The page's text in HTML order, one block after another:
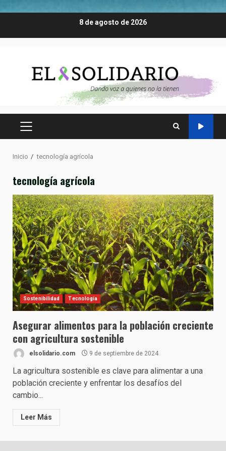
8 de agosto de 2026
MENÚ
Inicio tecnología agrícola
tecnología agrícola
Sostenibilidad Tecnología
Asegurar alimentos para la población creciente
con agricultura sostenible
elsolidario.com 9 de septiembre de 2024
La agricultura sostenible es clave para alimentar a una
población creciente y enfrentar los desafíos del
cambio...
Leer Más